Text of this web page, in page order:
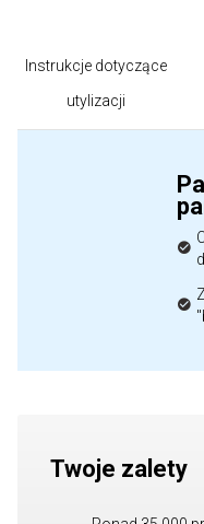
Instrukcje dotyczące
utylizacji
Twoje zalety